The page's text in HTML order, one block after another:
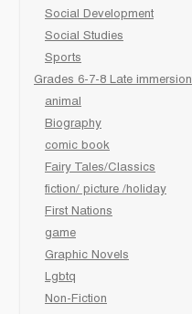
Social Development
Social Studies
Sports
Grades 6-7-8 Late immersion
animal
Biography
comic book
Fairy Tales/Classics
fiction/ picture /holiday
First Nations
game
Graphic Novels
Lgbtq
Non-Fiction